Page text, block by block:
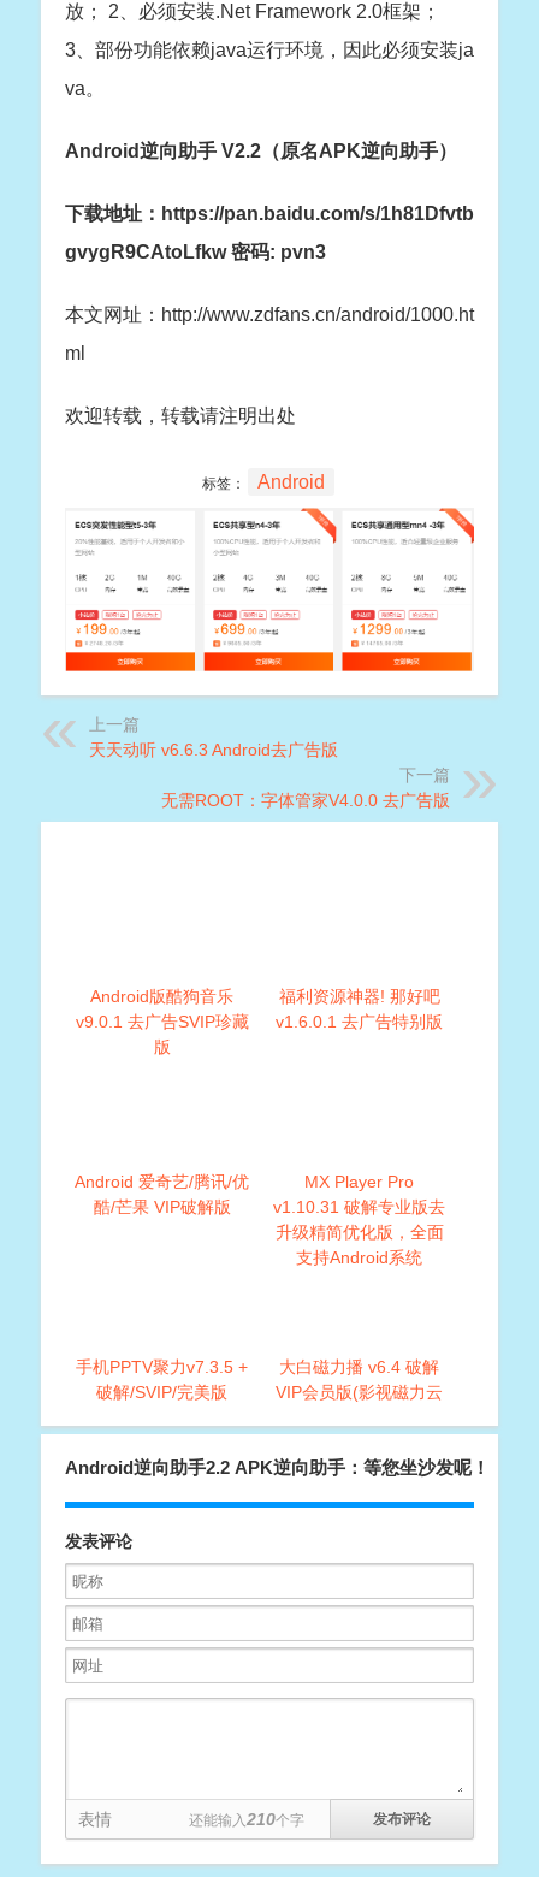
放； 2、必须安装.Net Framework 2.0框架；
3、部份功能依赖java运行环境，因此必须安装ja
va。
Android逆向助手 V2.2（原名APK逆向助手）
下载地址：https://pan.baidu.com/s/1h81Dfvtb
gvygR9CAtoLfkw 密码: pvn3
本文网址：http://www.zdfans.cn/android/1000.ht
ml
欢迎转载，转载请注明出处
标签： Android
上一篇
天天动听 v6.6.3 Android去广告版
下一篇
无需ROOT：字体管家V4.0.0 去广告版
Android版酷狗音乐
v9.0.1 去广告SVIP珍藏
版
福利资源神器! 那好吧
v1.6.0.1 去广告特别版
Android 爱奇艺/腾讯/优
酷/芒果 VIP破解版
MX Player Pro
v1.10.31 破解专业版去
升级精简优化版，全面
支持Android系统
手机PPTV聚力v7.3.5 +
破解/SVIP/完美版
大白磁力播 v6.4 破解
VIP会员版(影视磁力云
Android逆向助手2.2 APK逆向助手：等您坐沙发呢！
发表评论
表情 还能输入210个字